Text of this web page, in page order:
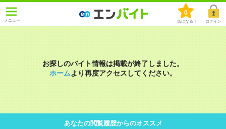
メニュー
0
気になる！ ログイン
お探しのバイト情報は掲載が終了しました。
ホームより再度アクセスしてください。
あなたの閲覧履歴からのオススメ